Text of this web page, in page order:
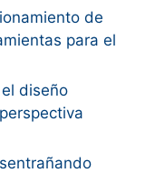
de
para el
diseño